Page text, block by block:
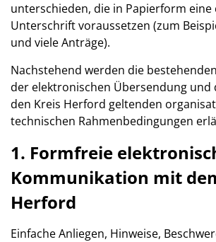
unterschieden, die in Papierform eine
Unterschrift voraussetzen (zum
und viele Anträge).
Nachstehend werden die
der elektronischen Übersendung und
den Kreis Herford geltenden
technischen Rahmenbedingungen
1. Formfreie
Kommunikation mit
Herford
Einfache Anliegen, Hinweise,